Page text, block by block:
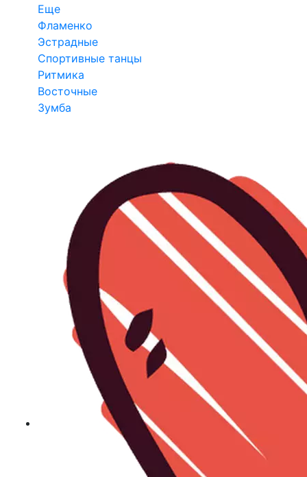
Еще
Фламенко
Эстрадные
Спортивные танцы
Ритмика
Восточные
Зумба